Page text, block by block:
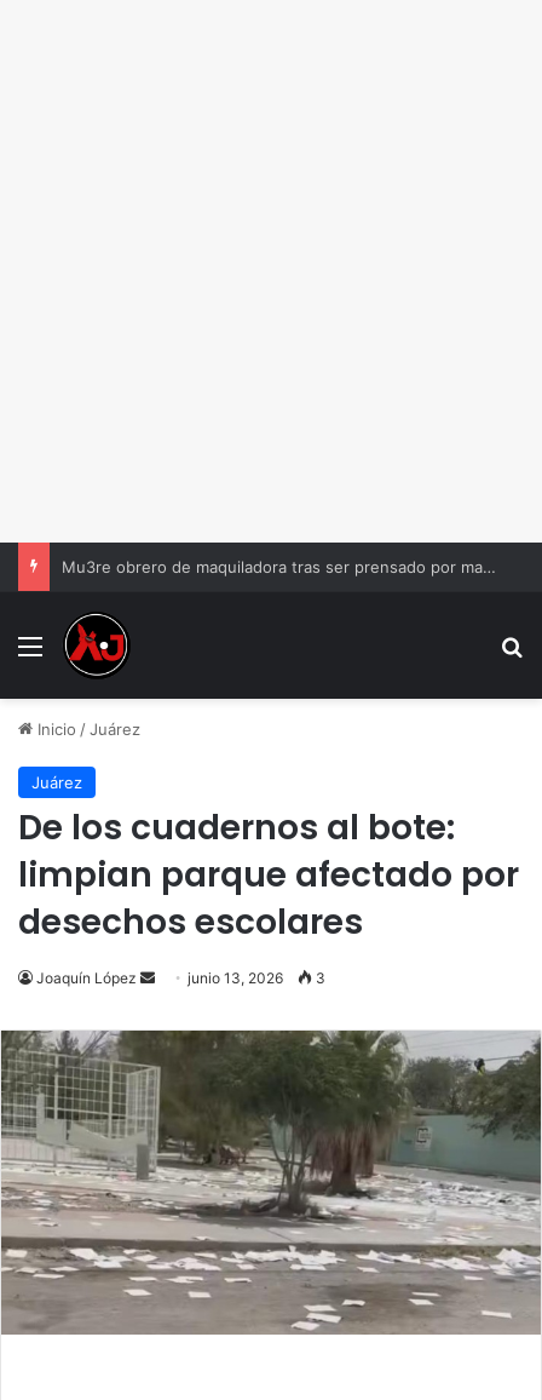
Mu3re obrero de maquiladora tras ser prensado por maquinaria
Menu
Inicio /Juárez
Juárez
De los cuadernos al bote:
limpian parque afectado por
desechos escolares
Joaquín López
Send
email
junio 13, 2026 3